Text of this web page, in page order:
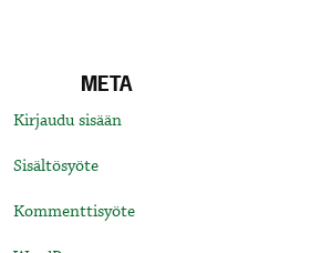
META
Kirjaudu sisään
Sisältösyöte
Kommenttisyöte